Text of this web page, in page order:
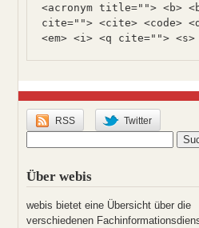
<acronym title=""> <b>
cite=""> <cite> <code>
<em> <i> <q cite="">
RSS Twitter
Über webis
webis bietet eine Übersicht über die
verschiedenen